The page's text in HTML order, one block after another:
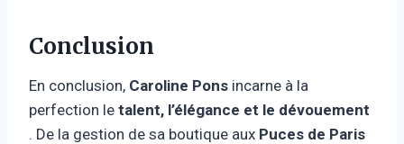
Conclusion
En conclusion, Caroline Pons incarne à la
perfection le talent, l’élégance et le dévouement
. De la gestion de sa boutique aux Puces de Paris